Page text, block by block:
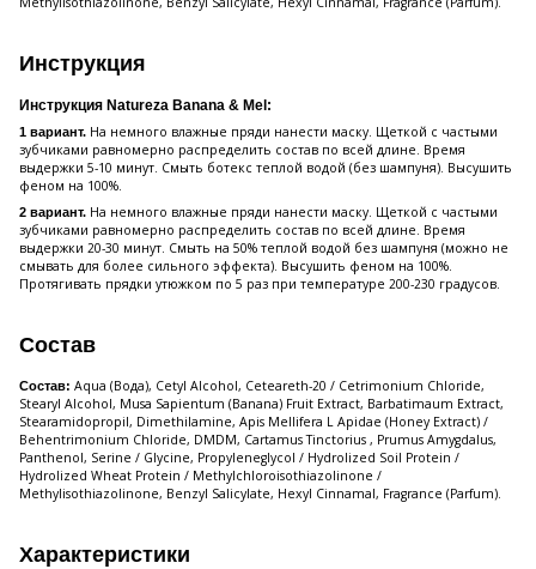
Инструкция
Инструкция Natureza Banana & Mel:
1 вариант. На немного влажные пряди нанести маску. Щеткой с частыми
зубчиками равномерно распределить состав по всей длине. Время
выдержки 5-10 минут. Смыть ботекс теплой водой (без шампуня). Высушить
феном на 100%.
2 вариант. На немного влажные пряди нанести маску. Щеткой с частыми
зубчиками равномерно распределить состав по всей длине. Время
выдержки 20-30 минут. Смыть на 50% теплой водой без шампуня (можно не
смывать для более сильного эффекта). Высушить феном на 100%.
Протягивать прядки утюжком по 5 раз при температуре 200-230 градусов.
Состав
Состав: Aqua (Вода), Cetyl Alcohol, Ceteareth-20 / Cetrimonium Chloride,
Stearyl Alcohol, Musa Sapientum (Banana) Fruit Extract, Barbatimaum Extract,
Stearamidopropil, Dimethilamine, Apis Mellifera L Apidae (Honey Extract) /
Behentrimonium Chloride, DMDM, Cartamus Tinctorius , Prumus Amygdalus,
Panthenol, Serine / Glycine, Propyleneglycol / Hydrolized Soil Protein /
Hydrolized Wheat Protein / Methylchloroisothiazolinone /
Methylisothiazolinone, Benzyl Salicylate, Hexyl Cinnamal, Fragrance (Parfum).
Характеристики